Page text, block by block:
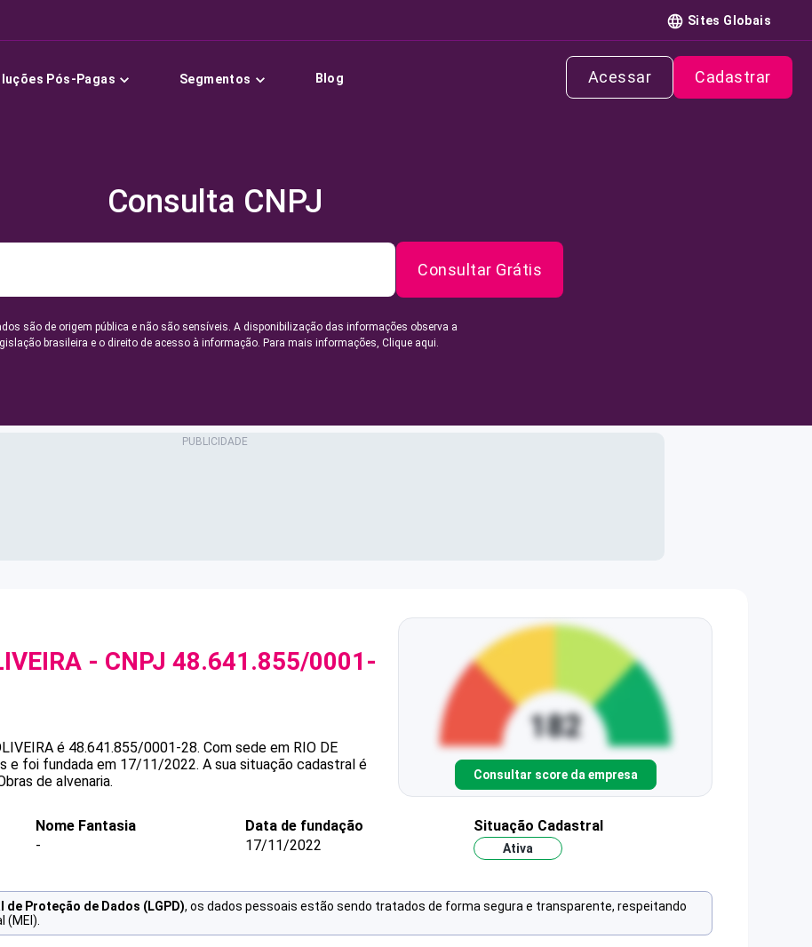
Sites Globais
Pós-Pagas Segmentos Blog Acessar Cadastrar
Consulta CNPJ
Consultar Grátis
são de origem pública e não são sensíveis. A disponibilização das informações observa a
brasileira e o direito de acesso à informação. Para mais informações, Clique aqui.
- CNPJ 48.641.855/0001-
é 48.641.855/0001-28. Com sede em RIO DE
e foi fundada em 17/11/2022. A sua situação cadastral é
de alvenaria. Consultar score da empresa
Nome Fantasia
-
Data de fundação
17/11/2022
Situação Cadastral
Ativa
de Proteção de Dados (LGPD), os dados pessoais estão sendo tratados de forma segura e transparente, respeitando
(MEI).